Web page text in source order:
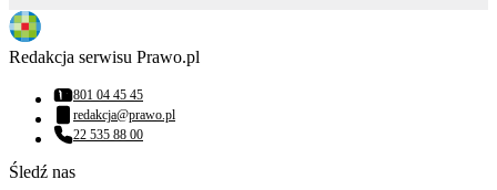
Redakcja serwisu Prawo.pl
Numer telefonu:
801 04 45 45
Adres email:
redakcja@prawo.pl
Numer telefonu:
22 535 88 00
Śledź nas